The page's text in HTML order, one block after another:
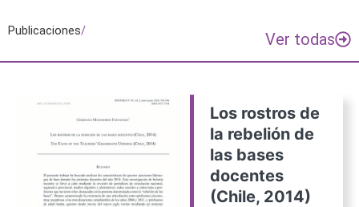
Publicaciones/ Ver todas
Los rostros de
la rebelión de
las bases
docentes
(Chile, 2014)